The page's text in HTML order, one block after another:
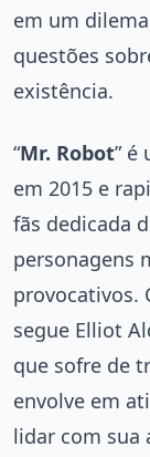
em um
questões
existência.
“Mr. Robot” é
em 2015 e
fãs dedicada
personagens
provocativos.
segue Elliot
que sofre de
envolve em
lidar com sua